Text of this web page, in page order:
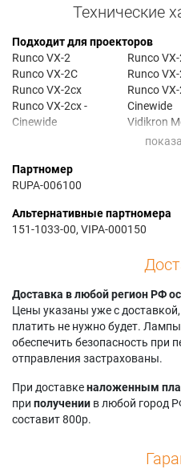
Технические
Подходит для проекторов
Runco VX-2
Runco VX-2C
Runco VX-2cx
Runco VX-2cx -
Cinewide
Runco VX-2dcx -
Cinewide
Runco
Runco
Runco
Cinewide
Vidikron
Vidikron
Партномер
RUPA-006100
Альтернативные партномера
151-1033-00, VIPA-000150
Доставка в любой регион РФ
Цены указаны уже с
платить не нужно будет.
обеспечить безопасность при
отправления застрахованы.
При доставкеналоженным
при получении в любой город
составит 800р.